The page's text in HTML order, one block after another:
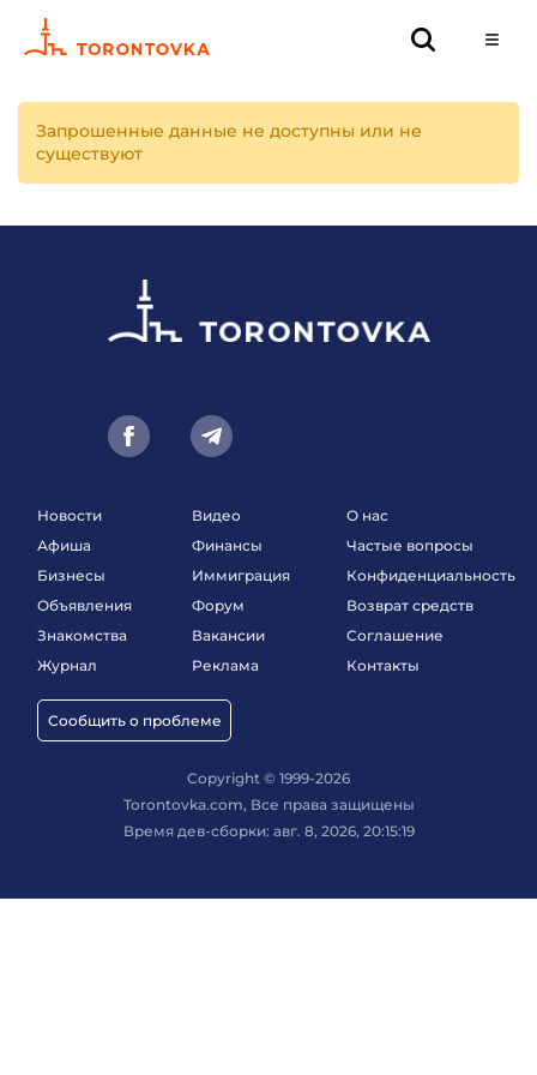
Запрошенные данные не доступны или не
существуют
Новости
Афиша
Бизнесы
Объявления
Знакомства
Журнал
Сообщить о проблеме
Видео
Финансы
Иммиграция
Форум
Вакансии
Реклама
О нас
Частые вопросы
Конфиденциальность
Возврат средств
Соглашение
Контакты
Copyright © 1999-2026
Torontovka.com, Все права защищены
Время дев-сборки: авг. 8, 2026, 20:15:19